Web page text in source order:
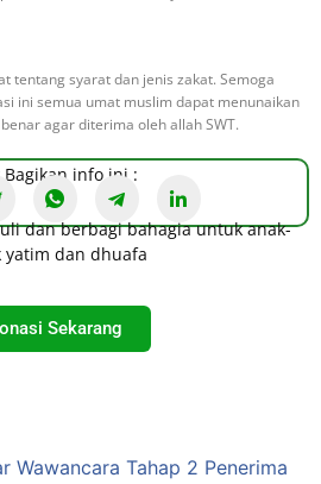
tentang syarat dan jenis zakat. Semoga
ini semua umat muslim dapat menunaikan
agar diterima oleh allah SWT.
Bagikan info ini :
dan berbagi bahagia untuk anak-
yatim dan dhuafa
Sekarang
Wawancara Tahap 2 Penerima